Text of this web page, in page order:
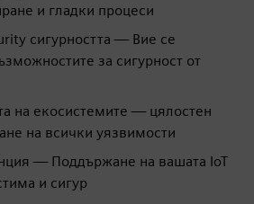
и гладки процеси
сигурността — Вие се
за сигурност от
на екосистемите — цялостен
на всички уязвимости
— Поддържане на вашата IoT
и сигур